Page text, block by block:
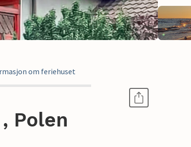
om feriehuset
Polen